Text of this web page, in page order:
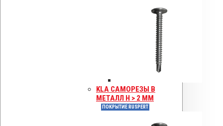
KLA САМОРЕЗЫ В
МЕТАЛЛ H > 2 ММ
ПОКРЫТИЕ RUSPERT